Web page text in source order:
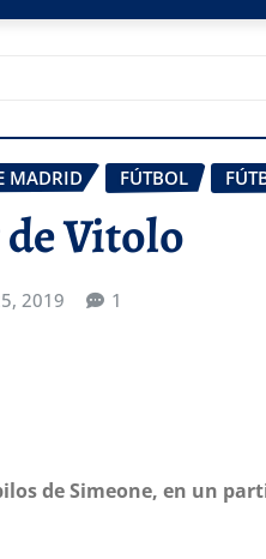
MADRID FÚTBOL
Vitolo
2019 1
de Simeone, en un